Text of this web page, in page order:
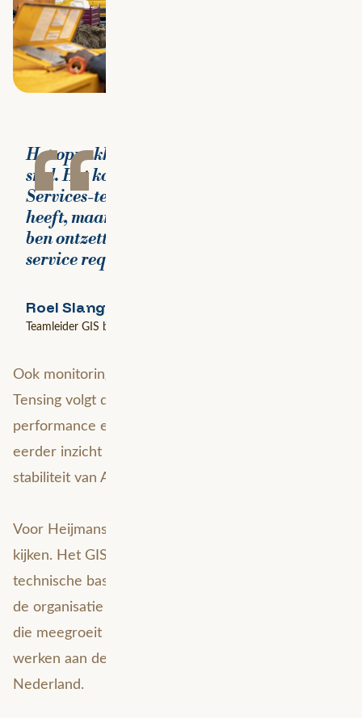
“
Het oppakken van supportvragen gaat
snel. Het komt voor dat het Managed
Services-team niet direct een antwoord
heeft, maar dan zoeken ze het snel uit. Ik
ben ontzettend tevreden over hoe de
service requests verlopen.
Roel Slangen
Teamleider GIS bij Heijmans Infra
Ook monitoring speelt een belangrijke rol. Avineon
Tensing volgt de omgeving actief en adviseert over
performance en andere risico’s. Zo krijgt Heijmans
eerder inzicht in mogelijke verstoringen en blijft de
stabiliteit van ArcGIS Enterprise beter bewaakt.
Voor Heijmans betekent dit ruimte om vooruit te
kijken. Het GIS-team blijft dicht op de business. De
technische basis krijgt specialistische aandacht. En
de organisatie bouwt verder aan een GIS-omgeving
die meegroeit met de ambitie om slimmer te
werken aan de gezonde leefomgeving van
Nederland.